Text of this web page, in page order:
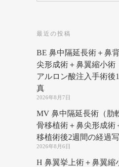
最近の投稿
BE 鼻中隔延長術＋鼻
尖形成術＋鼻翼縮小術
アルロン酸注入手術後
真
2026年8月7日
MV 鼻中隔延長術（肋
骨移植術＋鼻尖形成術
移植術後2週間の経過
2026年8月6日
H 鼻翼挙上術＋鼻翼縮